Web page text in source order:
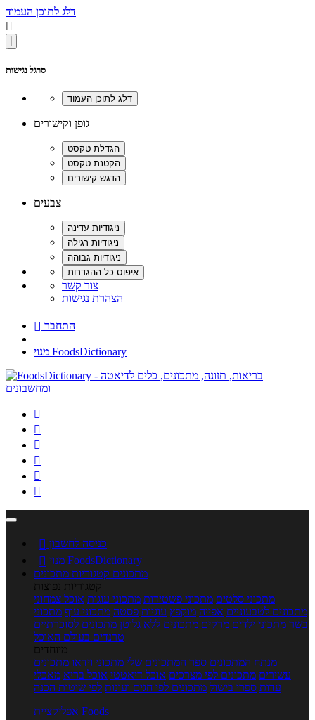
דלג לתוכן העמוד

סרגל נגישות
גופן וקישורים
צבעים
צור קשר
הצהרת נגישות
 התחבר
מנוי FoodsDictionary






 כניסה לחשבון

מנוי FoodsDictionary
מתכונים קטגוריות מתכונים
קטגוריות נפוצות
מתכוני סלטים מתכוני פשטידות מתכוני עוגות אוכל צמחוני
מתכונים לטבעוניים אפייה מוקפץ עוגיות פסטה מתכוני עוף מתכוני
בשר מתכוני ילדים מרקים מתכונים ללא גלוטן מתכונים לסוכרתיים
טרנדים בעולם האוכל
מיוחדים
מנתח המתכונים ספר המתכונים שלי מתכוני וידאו מתכונים
עשירים מתכונים לפי מצרכים אוכל דיאטטי אוכל בריא מאכלי
עדות ספרי בישול מתכונים לפי חגים ועונות לפי שיטות הכנה
אפליקציית Foods